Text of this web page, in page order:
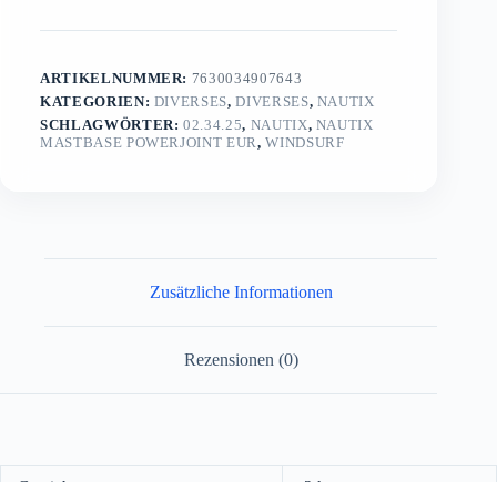
Joint
Pin
Menge
ARTIKELNUMMER: 7630034907643
KATEGORIEN: DIVERSES,DIVERSES, NAUTIX
SCHLAGWÖRTER:02.34.25, NAUTIX, NAUTIX
MASTBASE POWERJOINT EUR,WINDSURF
Zusätzliche Informationen
Rezensionen (0)